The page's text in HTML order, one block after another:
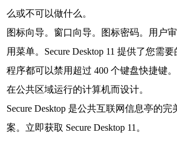
么或不可以做什么。
图标向导。窗口向导。图标密码。用户
用菜单。Secure Desktop 11 提供了您需
程序都可以禁用超过 400 个键盘快捷键。
在公共区域运行的计算机而设计。
Secure Desktop 是公共互联网信息亭的
案。立即获取 Secure Desktop 11。